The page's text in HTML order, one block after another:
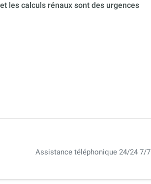
les calculs rénaux sont des urgences
Assistance téléphonique 24/24 7/7